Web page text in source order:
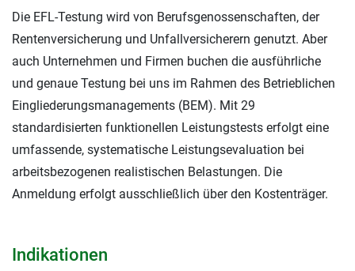
Die EFL-Testung wird von Berufsgenossenschaften, der
Rentenversicherung und Unfallversicherern genutzt. Aber
auch Unternehmen und Firmen buchen die ausführliche
und genaue Testung bei uns im Rahmen des Betrieblichen
Eingliederungsmanagements (BEM). Mit 29
standardisierten funktionellen Leistungstests erfolgt eine
umfassende, systematische Leistungsevaluation bei
arbeitsbezogenen realistischen Belastungen. Die
Anmeldung erfolgt ausschließlich über den Kostenträger.
Indikationen